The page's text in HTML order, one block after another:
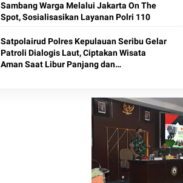
Sambang Warga Melalui Jakarta On The
Spot, Sosialisasikan Layanan Polri 110
Satpolairud Polres Kepulauan Seribu Gelar
Patroli Dialogis Laut, Ciptakan Wisata
Aman Saat Libur Panjang dan